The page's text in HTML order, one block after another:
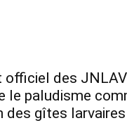
officiel des
le paludisme
des gîtes larvaires